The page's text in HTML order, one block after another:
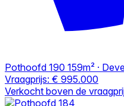
Pothoofd 190 159m² ·
Vraagprijs: € 995.000
Verkocht boven de